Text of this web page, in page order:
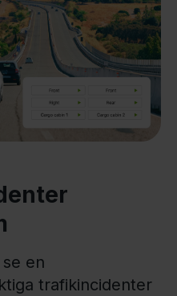
en
trafikincidenter